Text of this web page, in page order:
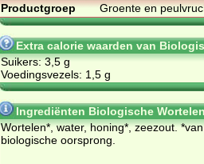
Productgroep
Groente en
Extra calorie waarden van
Suikers: 3,5 g
Voedingsvezels: 1,5 g
Ingrediënten Biologische
Wor­te­len*, wa­ter, ho­ning*, zee­zout. *van
bi­o­lo­gi­sche oor­sprong.